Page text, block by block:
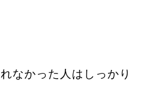
なかった人はしっかり